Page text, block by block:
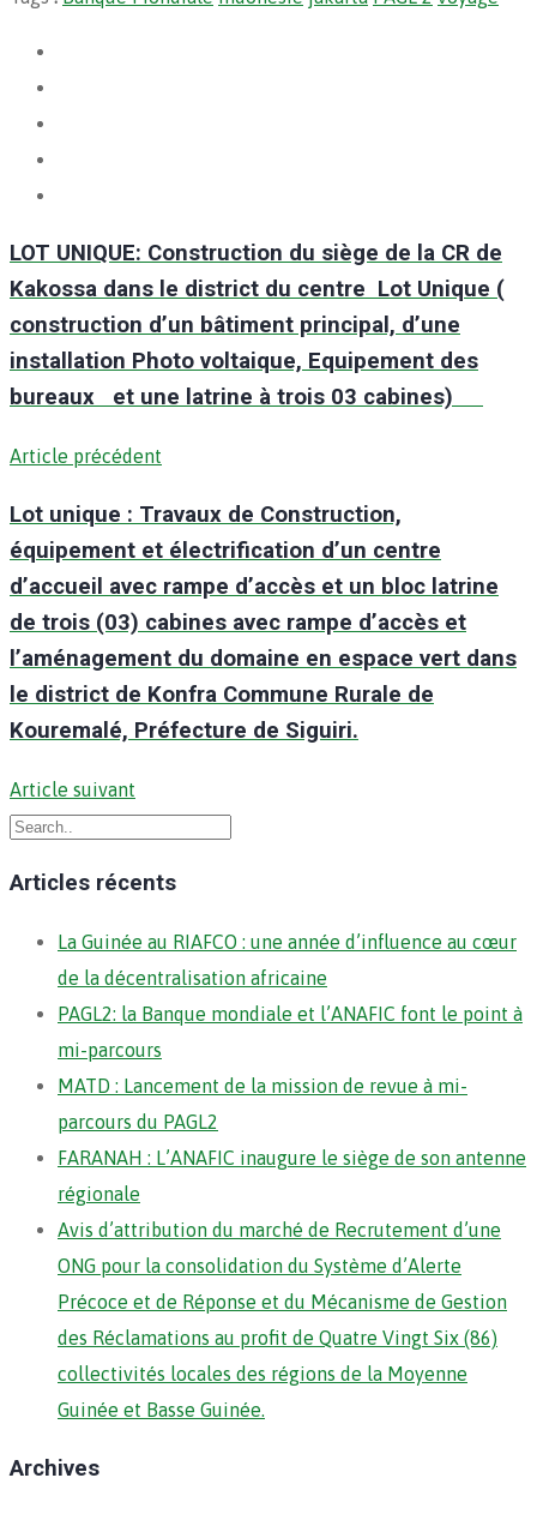
LOT UNIQUE: Construction du siège de la CR de
Kakossa dans le district du centre Lot Unique (
construction d’un bâtiment principal, d’une
installation Photo voltaique, Equipement des
bureaux et une latrine à trois 03 cabines)
Article précédent
Lot unique : Travaux de Construction,
équipement et électrification d’un centre
d’accueil avec rampe d’accès et un bloc latrine
de trois (03) cabines avec rampe d’accès et
l’aménagement du domaine en espace vert dans
le district de Konfra Commune Rurale de
Kouremalé, Préfecture de Siguiri.
Article suivant
Articles récents
La Guinée au RIAFCO : une année d’influence au cœur
de la décentralisation africaine
PAGL2: la Banque mondiale et l’ANAFIC font le point à
mi-parcours
MATD : Lancement de la mission de revue à mi-
parcours du PAGL2
FARANAH : L’ANAFIC inaugure le siège de son antenne
régionale
Avis d’attribution du marché de Recrutement d’une
ONG pour la consolidation du Système d’Alerte
Précoce et de Réponse et du Mécanisme de Gestion
des Réclamations au profit de Quatre Vingt Six (86)
collectivités locales des régions de la Moyenne
Guinée et Basse Guinée.
Archives